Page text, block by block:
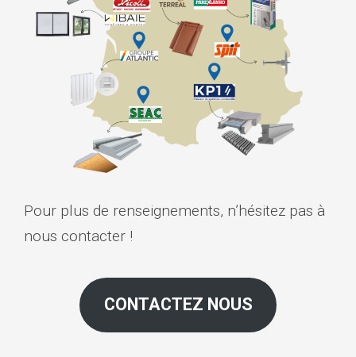
Pour plus de renseignements, n’hésitez pas à
nous contacter !
CONTACTEZ NOUS